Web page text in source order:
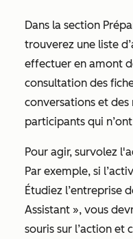
Dans la section
trouverez une liste
effectuer en amont
consultation des
conversations et des
participants qui
Pour agir, survolez
Par exemple, si
Étudiez l’entreprise
Assistant », vous
souris sur l’action et